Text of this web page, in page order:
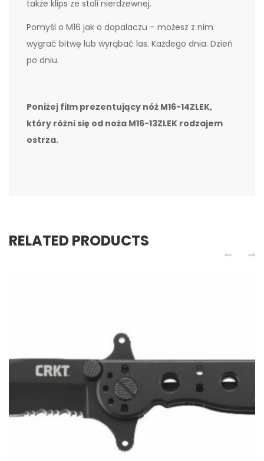
także klips ze stali nierdzewnej.
Pomyśl o M16 jak o dopalaczu – możesz z nim
wygrać bitwę lub wyrąbać las. Każdego dnia. Dzień
po dniu.
Poniżej film prezentujący nóż M16-14ZLEK,
który różni się od noża M16-13ZLEK rodzajem
ostrza.
RELATED PRODUCTS